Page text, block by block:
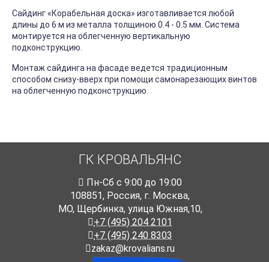
Сайдинг «Корабельная доска» изготавливается любой
длины до 6 м из металла толщиною 0.4 - 0.5 мм. Система
монтируется на облегченную вертикальную
подконструкцию.
Монтаж сайдинга на фасаде ведется традиционным
способом снизу-вверх при помощи самонарезающих винтов
на облегченную подконструкцию.
ГК КРОВАЛЬЯНС
Пн-Cб с 9:00 до 19:00
108851, Россия, г. Москва,
МО, Щербинка, улица Южная,10,
+7 (495) 204 2101
+7 (495) 240 8303
zakaz@krovalians.ru